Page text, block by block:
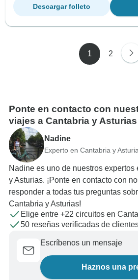
Descargar folleto
1 2
Ponte en contacto con
viajes a Cantabria y Asturias
Nadine
Experto en Cantabria y
Nadine es uno de nuestros expertos
y Asturias. ¡Ponte en contacto con
responder a todas tus preguntas
Cantabria y Asturias!
Elige entre +22 circuitos en
50 reseñas verificadas de
Escríbenos un mensaje
Haznos una